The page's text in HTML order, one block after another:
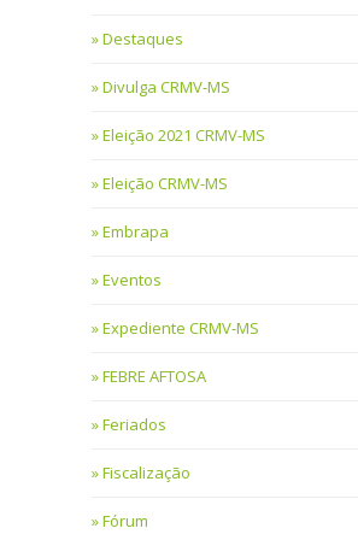
Destaques
Divulga CRMV-MS
Eleição 2021 CRMV-MS
Eleição CRMV-MS
Embrapa
Eventos
Expediente CRMV-MS
FEBRE AFTOSA
Feriados
Fiscalização
Fórum